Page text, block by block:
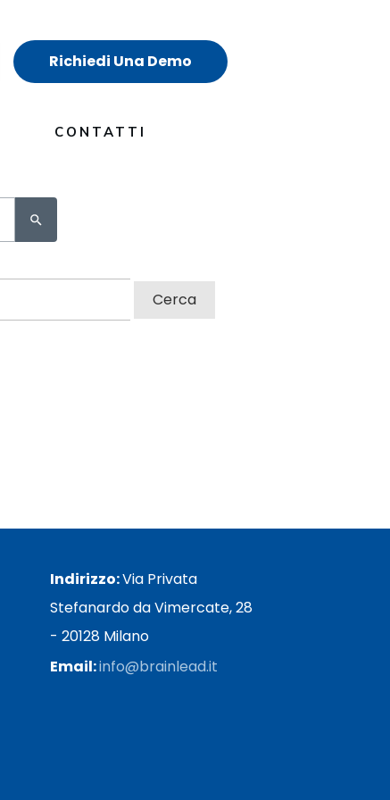
Richiedi Una Demo
CONTATTI
Indirizzo:Via Privata
Stefanardo da Vimercate, 28
- 20128 Milano
Email:info@brainlead.it